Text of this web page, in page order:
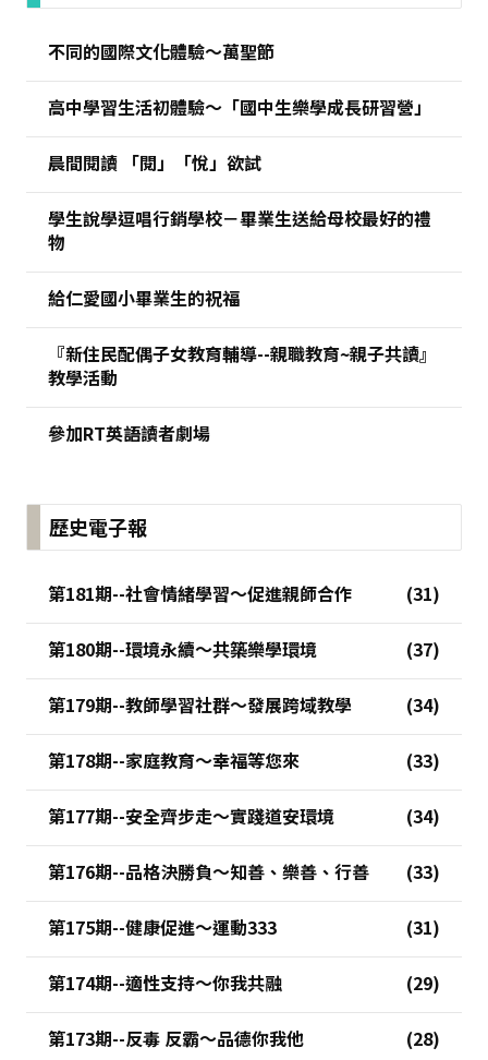
不同的國際文化體驗～萬聖節
高中學習生活初體驗～「國中生樂學成長研習營」
晨間閱讀 「閱」「悅」欲試
學生說學逗唱行銷學校－畢業生送給母校最好的禮
物
給仁愛國小畢業生的祝福
『新住民配偶子女教育輔導--親職教育~親子共讀』
教學活動
參加RT英語讀者劇場
歷史電子報
第181期--社會情緒學習～促進親師合作
第180期--環境永續～共築樂學環境
第179期--教師學習社群～發展跨域教學
第178期--家庭教育～幸福等您來
第177期--安全齊步走～實踐道安環境
第176期--品格決勝負～知善、樂善、行善
第175期--健康促進～運動333
第174期--適性支持～你我共融
第173期--反毒 反霸～品德你我他